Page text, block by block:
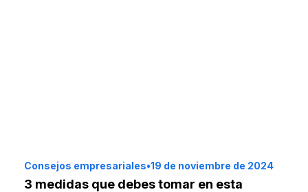
Consejos empresariales•19 de noviembre de 2024
3 medidas que debes tomar en esta